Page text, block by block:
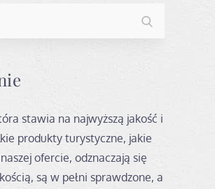
stawia na najwyższą jakość i
produkty turystyczne, jakie
ofercie, odznaczają się
są w pełni sprawdzone, a